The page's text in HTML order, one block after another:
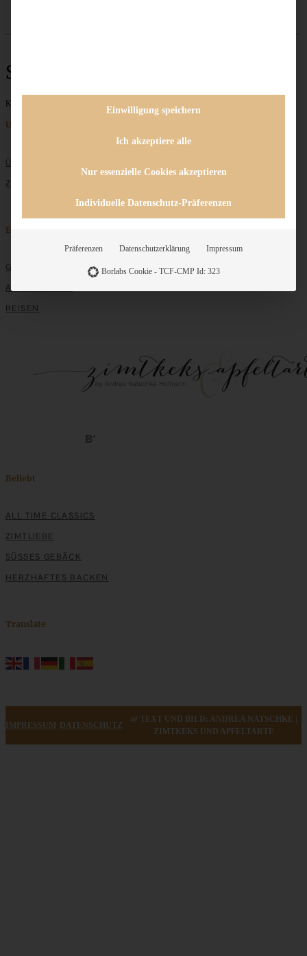
Streuselgebäck
Keine Beiträge gefunden
Unternehmen
ÜBER MICH
ZUSAMMENARBEIT
Entdecken
GRUNDLAGEN
ALLE REZEPTE
REISEN
Beliebt
ALL TIME CLASSICS
ZIMTLIEBE
SÜSSES GEBÄCK
HERZHAFTES BACKEN
Translate
IMPRESSUM DATENSCHUTZ
@ TEXT UND BILD: ANDREA NATSCHKE |
ZIMTKEKS UND APFELTARTE
Einwilligung speichern
Ich akzeptiere alle
Nur essenzielle Cookies akzeptieren
Individuelle Datenschutz-Präferenzen
Präferenzen Datenschutzerklärung Impressum
Borlabs Cookie - TCF-CMP Id: 323